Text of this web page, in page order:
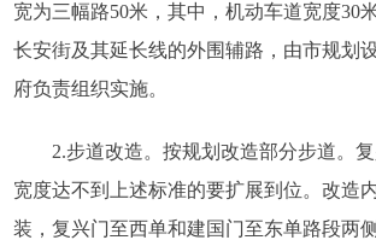
宽为三幅路50米，其中，机动车道宽度30
长安街及其延长线的外围辅路，由市规划
府负责组织实施。
2.步道改造。按规划改造部分步道。复
宽度达不到上述标准的要扩展到位。改造
装，复兴门至西单和建国门至东单路段两